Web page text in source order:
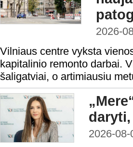
2026-
Vilniaus centre vyksta
kapitalinio remonto darbai.
šaligatviai, o artimiausiu
2026-